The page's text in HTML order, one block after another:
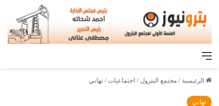
القائمة
الرئيسية / مجتمع البترول / اجتماعيات / تهاني
تهاني